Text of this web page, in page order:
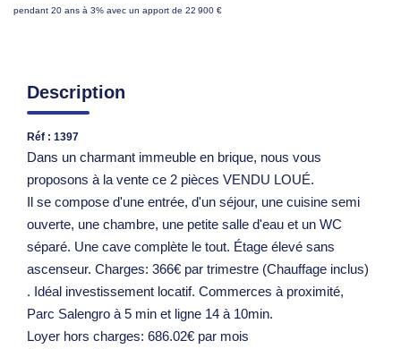
pendant 20 ans à 3% avec un apport de 22 900 €
Description
Réf : 1397
Dans un charmant immeuble en brique, nous vous
proposons à la vente ce 2 pièces VENDU LOUÉ.
Il se compose d'une entrée, d'un séjour, une cuisine semi
ouverte, une chambre, une petite salle d'eau et un WC
séparé. Une cave complète le tout. Étage élevé sans
ascenseur. Charges: 366€ par trimestre (Chauffage inclus)
. Idéal investissement locatif. Commerces à proximité,
Parc Salengro à 5 min et ligne 14 à 10min.
Loyer hors charges: 686.02€ par mois